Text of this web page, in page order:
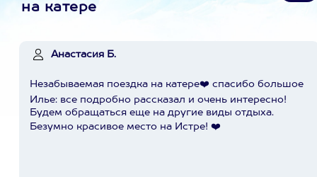
на катере
Анастасия Б.
Незабываемая поездка на катере❤️ спасибо большое
Илье: все подробно рассказал и очень интересно!
Будем обращаться еще на другие виды отдыха.
Безумно красивое место на Истре! ❤️